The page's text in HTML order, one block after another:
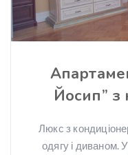
Йосип” з
Люкс з
одягу і диваном.